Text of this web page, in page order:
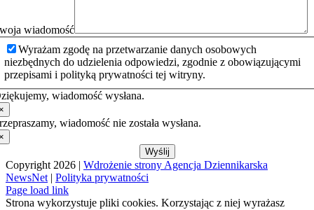
wiadomość
Wyrażam zgodę na przetwarzanie danych osobowych
niezbędnych do udzielenia odpowiedzi, zgodnie z obowiązującymi
przepisami i polityką prywatności tej witryny.
wiadomość wysłana.
wiadomość nie została wysłana.
Wyślij
Copyright 2026 | Wdrożenie strony Agencja Dziennikarska
NewsNet | Polityka prywatności
Page load link
Strona wykorzystuje pliki cookies. Korzystając z niej wyrażasz